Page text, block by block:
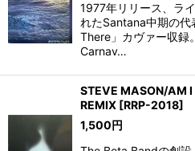
1977年リリース、ラ
れたSantana中期の
There」カヴァー収録
Carnav…
STEVE MASON/AM
REMIX [RRP-2018]
1,500 円